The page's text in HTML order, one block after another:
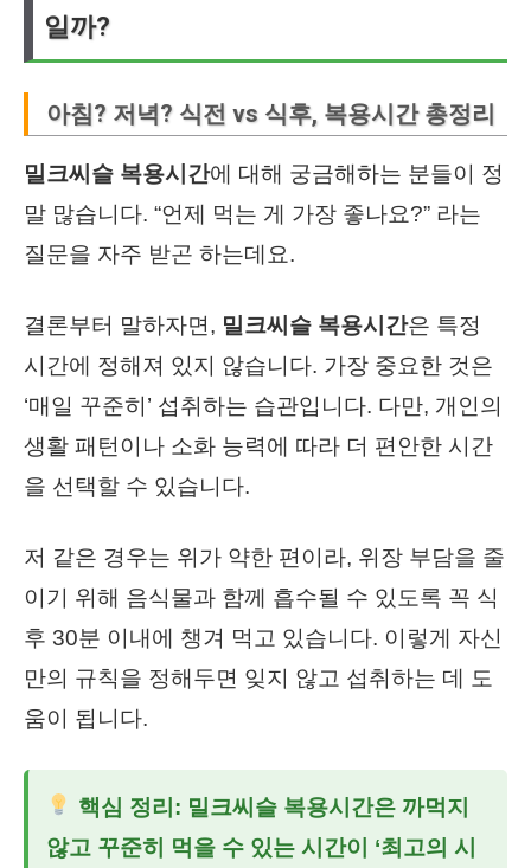
일까?
아침? 저녁? 식전 vs 식후, 복용시간 총정리
밀크씨슬 복용시간에 대해 궁금해하는 분들이 정
말 많습니다. “언제 먹는 게 가장 좋나요?” 라는
질문을 자주 받곤 하는데요.
결론부터 말하자면, 밀크씨슬 복용시간은 특정
시간에 정해져 있지 않습니다. 가장 중요한 것은
‘매일 꾸준히’ 섭취하는 습관입니다. 다만, 개인의
생활 패턴이나 소화 능력에 따라 더 편안한 시간
을 선택할 수 있습니다.
저 같은 경우는 위가 약한 편이라, 위장 부담을 줄
이기 위해 음식물과 함께 흡수될 수 있도록 꼭 식
후 30분 이내에 챙겨 먹고 있습니다. 이렇게 자신
만의 규칙을 정해두면 잊지 않고 섭취하는 데 도
움이 됩니다.
핵심 정리: 밀크씨슬 복용시간은 까먹지
않고 꾸준히 먹을 수 있는 시간이 ‘최고의 시